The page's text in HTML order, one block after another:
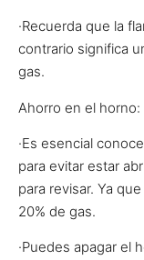
·Recuerda que la
contrario significa
gas.
Ahorro en el horno:
·Es esencial
para evitar estar
para revisar. Ya
20% de gas.
·Puedes apagar el